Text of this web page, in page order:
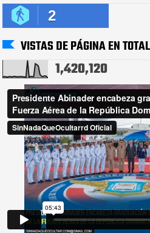
2
VISTAS DE PÁGINA EN TOTAL
1,420,120